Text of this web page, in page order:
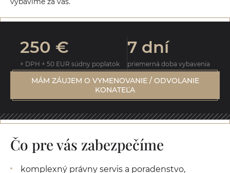
250 €
+ DPH + 50 EUR súdny poplatok
7 dní
priemerná doba vybavenia
MÁM ZÁUJEM O VYMENOVANIE / ODVOLANIE
KONATEĽA
Čo pre vás zabezpečíme
komplexný právny servis a poradenstvo,